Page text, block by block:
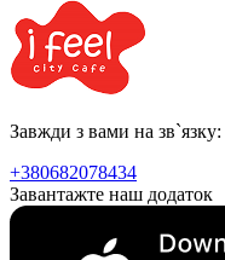
Завжди з вами на зв`язку:
+380682078434
Завантажте наш додаток